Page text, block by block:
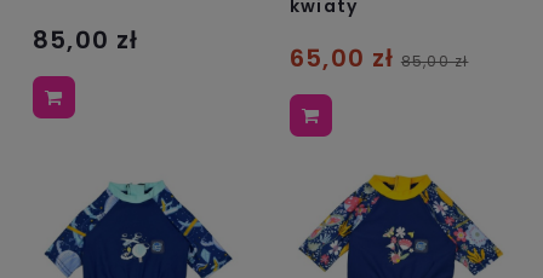
85,00 zł
kwiaty
65,00 zł 85,00 zł